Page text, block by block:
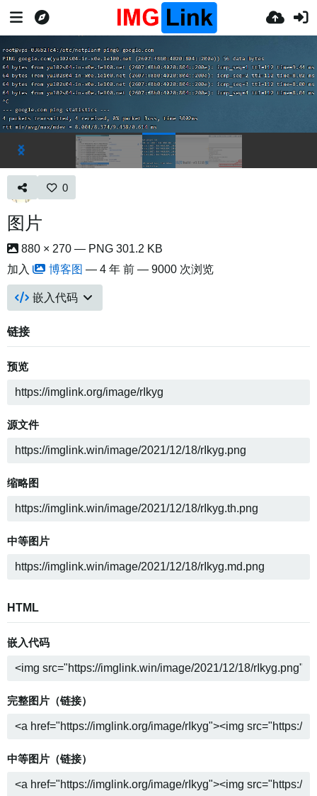
0
图片
880 × 270 — PNG 301.2 KB
加入
博客图 — 4 年 前 — 9000 次浏览
嵌入代码
链接
预览
源文件
缩略图
中等图片
HTML
嵌入代码
完整图片（链接）
中等图片（链接）